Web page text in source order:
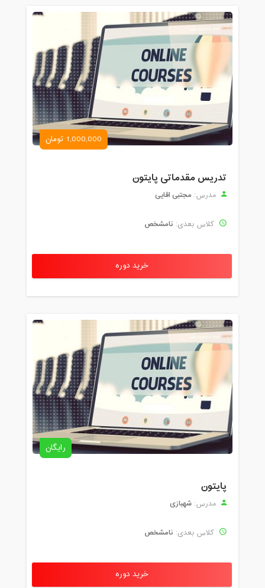
1,000,000 تومان
تدریس مقدماتی پایتون
مدرس: مجتبی اقایی
کلاس بعدی: نامشخص
خرید دوره
رایگان
پایتون
مدرس: شهبازی
کلاس بعدی: نامشخص
خرید دوره